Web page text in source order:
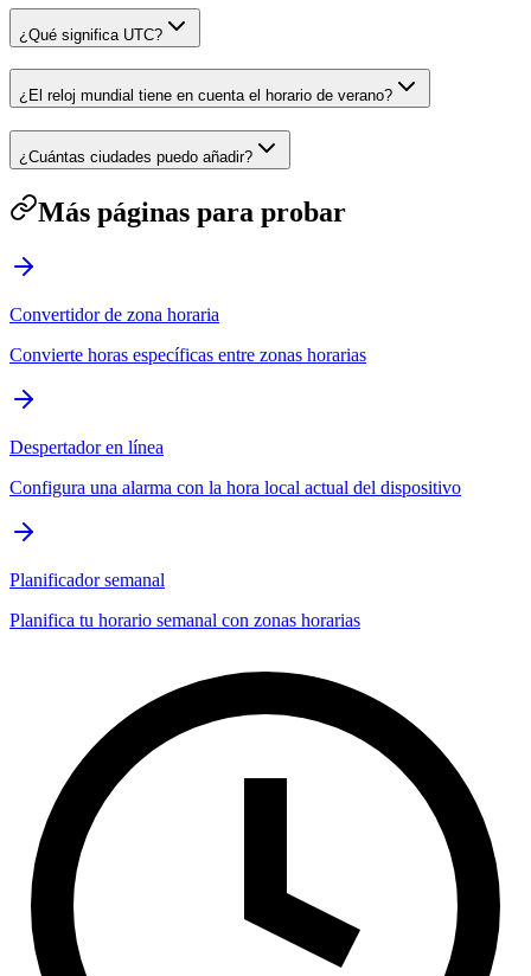
¿Qué significa UTC?
¿El reloj mundial tiene en cuenta el horario de verano?
¿Cuántas ciudades puedo añadir?
Más páginas para probar
Convertidor de zona horaria
Convierte horas específicas entre zonas horarias
Despertador en línea
Configura una alarma con la hora local actual del dispositivo
Planificador semanal
Planifica tu horario semanal con zonas horarias